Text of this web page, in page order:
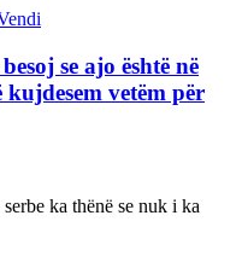
se ajo është në
vetëm për
ka thënë se nuk i ka